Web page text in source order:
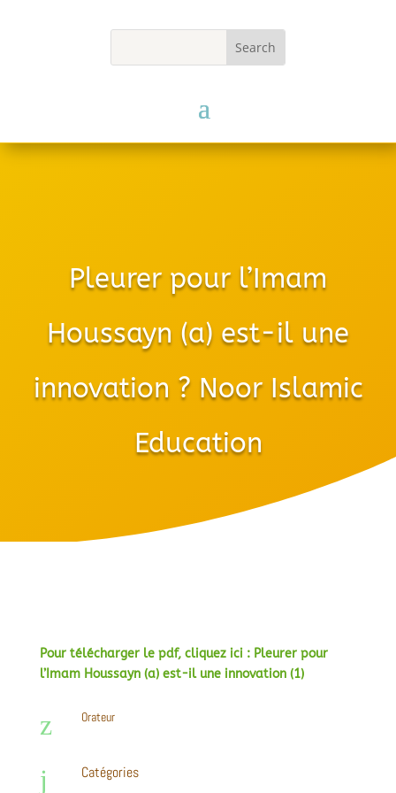
Pleurer pour l’Imam
Houssayn (a) est-il une
innovation ? Noor Islamic
Education
Pour télécharger le pdf, cliquez ici : Pleurer pour
l’Imam Houssayn (a) est-il une innovation (1)
z Orateur
j Catégories